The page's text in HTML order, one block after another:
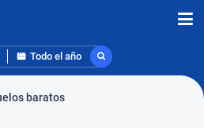
Todo el año
baratos